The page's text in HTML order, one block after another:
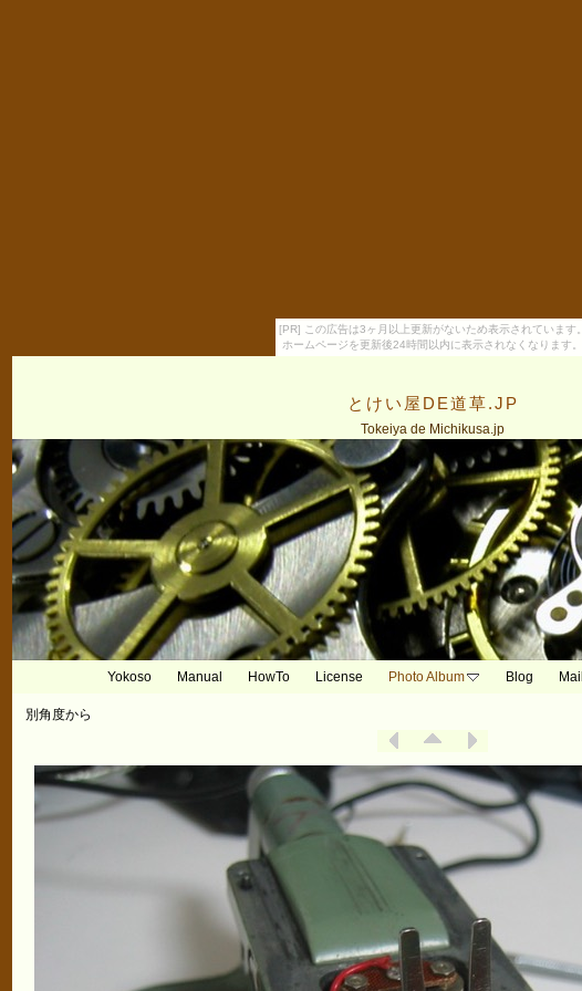
[PR] この広告は3ヶ月以上更新がないため表示されています。
ホームページを更新後24時間以内に表示されなくなります。
とけい屋DE道草.JP
Tokeiya de Michikusa.jp
Yokoso Manual HowTo License Photo Album Blog Mail
別角度から